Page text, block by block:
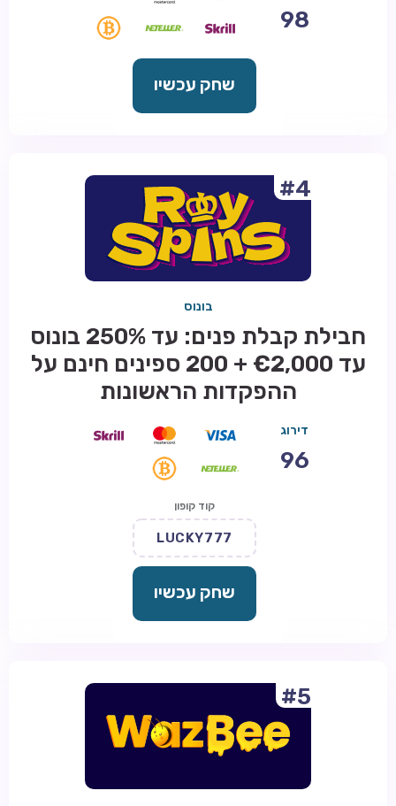
98
שחק עכשיו
#4
בונוס
חבילת קבלת פנים: עד 250% בונוס
עד €2,000 + 200 ספינים חינם על
ההפקדות הראשונות
דירוג
96
קוד קופון
LUCKY777
שחק עכשיו
#5